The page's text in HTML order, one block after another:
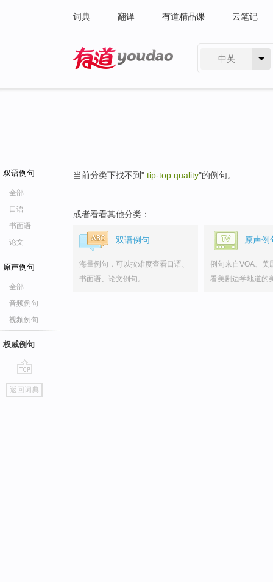
词典 翻译 有道精品课 云笔记
中英
双语例句
全部
口语
书面语
论文
原声例句
全部
音频例句
视频例句
权威例句
go
top
返回词典
当前分类下找不到" tip-top quality"的例句。
或者看看其他分类：
双语例句
海量例句，可以按难度查看口语、
书面语、论文例句。
原声例
例句来自VOA、美
看美剧边学地道的